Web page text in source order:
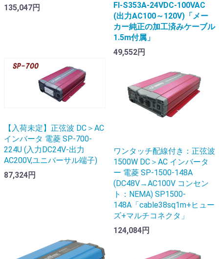
135,047円
FI-S353A-24VDC-100VAC
(出力AC100～120V)「メー
カー純正の加工済みケーブル
1.5m付属」
49,552円
【入荷未定】正弦波 DC＞AC
インバータ 電菱 SP-700-
224U (入力DC24V-出力
AC200V,ユニバーサル端子)
87,324円
ワンタッチ配線付き：正弦波
1500W DC＞AC インバータ
ー 電菱 SP-1500-148A
(DC48V→AC100V コンセン
ト：NEMA) SP1500-
148A「cable38sq1m+ヒュー
ズ+マルチコネクタ」
124,084円